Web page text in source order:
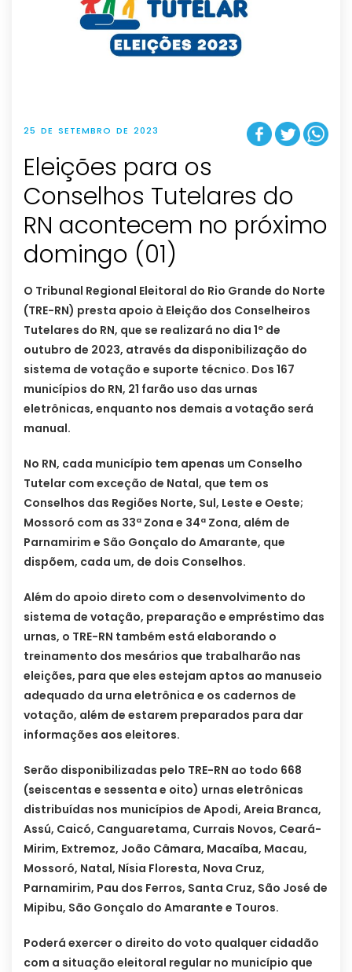
25 DE SETEMBRO DE 2023
Eleições para os
Conselhos Tutelares do
RN acontecem no próximo
domingo (01)
O Tribunal Regional Eleitoral do Rio Grande do Norte
(TRE-RN) presta apoio à Eleição dos Conselheiros
Tutelares do RN, que se realizará no dia 1º de
outubro de 2023, através da disponibilização do
sistema de votação e suporte técnico. Dos 167
municípios do RN, 21 farão uso das urnas
eletrônicas, enquanto nos demais a votação será
manual.
No RN, cada município tem apenas um Conselho
Tutelar com exceção de Natal, que tem os
Conselhos das Regiões Norte, Sul, Leste e Oeste;
Mossoró com as 33ª Zona e 34ª Zona, além de
Parnamirim e São Gonçalo do Amarante, que
dispõem, cada um, de dois Conselhos.
Além do apoio direto com o desenvolvimento do
sistema de votação, preparação e empréstimo das
urnas, o TRE-RN também está elaborando o
treinamento dos mesários que trabalharão nas
eleições, para que eles estejam aptos ao manuseio
adequado da urna eletrônica e os cadernos de
votação, além de estarem preparados para dar
informações aos eleitores.
Serão disponibilizadas pelo TRE-RN ao todo 668
(seiscentas e sessenta e oito) urnas eletrônicas
distribuídas nos municípios de Apodi, Areia Branca,
Assú, Caicó, Canguaretama, Currais Novos, Ceará-
Mirim, Extremoz, João Câmara, Macaíba, Macau,
Mossoró, Natal, Nísia Floresta, Nova Cruz,
Parnamirim, Pau dos Ferros, Santa Cruz, São José de
Mipibu, São Gonçalo do Amarante e Touros.
Poderá exercer o direito do voto qualquer cidadão
com a situação eleitoral regular no município que